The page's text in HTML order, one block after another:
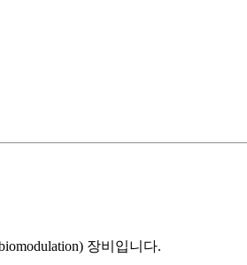
장비입니다.